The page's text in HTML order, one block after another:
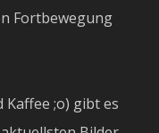
Fortbewegung
;o) gibt es